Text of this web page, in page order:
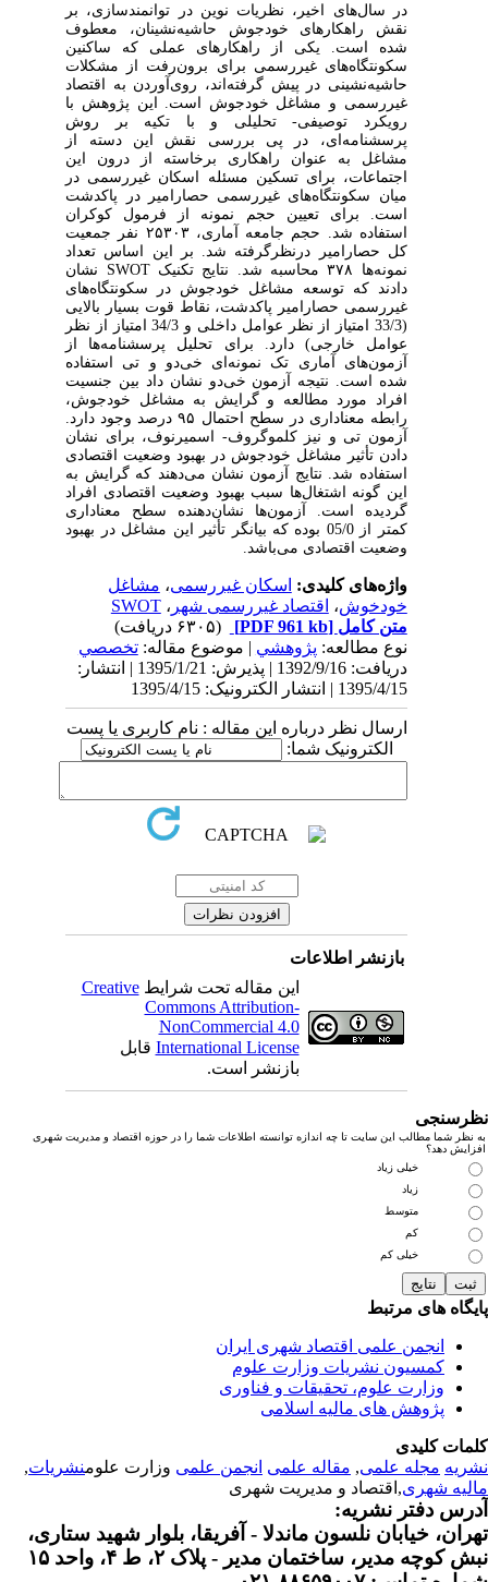
در سال‌های اخیر، نظریات نوین در توانمندسازی، بر
نقش راهکارهای خودجوش حاشیه‌نشینان، معطوف
شده است. یکی از راهکارهای عملی که ساکنین
سکونتگاه‌های غیررسمی برای برون‌رفت از مشکلات
حاشیه‌نشینی در پیش گرفته‌اند، روی‌آوردن به اقتصاد
غیررسمی و مشاغل خودجوش است. این پژوهش با
رویکرد توصیفی- تحلیلی و با تکیه بر روش
پرسشنامه‌ای، در پی بررسی نقش این دسته از
مشاغل به عنوان راهکاری برخاسته از درون این
اجتماعات، برای تسکین مسئله اسکان غیررسمی در
میان سکونتگاه‌های غیررسمی حصارامیر در پاکدشت
است.
برای تعیین حجم نمونه از فرمول کوکران
استفاده شد. حجم جامعه آماری،۲۵۳۰۳نفر جمعیت
کل حصارامیر در‌نظرگرفته شد. بر این اساس تعداد
نمونه‌ها۳۷۸محاسبه شد.نتایج تکنیک SWOTنشان
دادند که توسعه مشاغل خودجوش در سکونتگاه‌های
غیررسمی حصارامیر پاکدشت، نقاط قوت بسیار بالایی
(33/3 امتیاز از نظر عوامل داخلی و 34/3 امتیاز از نظر
عوامل خارجی) دارد. برای تحلیل پرسشنامه‌ها از
آزمون‌های آماری تک نمونه‌ای خی‌دو و تی استفاده
شده است. نتیجه آزمون خی‌دو نشان داد بین جنسیت
افراد مورد مطالعه و گرایش به مشاغل خودجوش،
رابطه معناداری در سطح احتمال ۹۵ درصد وجود دارد.
آزمون تی و نیز کلموگروف- اسمیرنوف، برای نشان
دادن تأثیر مشاغل خودجوش در بهبود وضعیت اقتصادی
استفاده شد. نتایج آزمون نشان می‌دهند که گرایش به
این گونه اشتغال‌ها سبب بهبود وضعیت اقتصادی افراد
گردیده است. آزمون‌ها نشان‌دهنده سطح معناداری
کمتر از 05/0 بوده که بیانگر تأثیر این مشاغل در بهبود
وضعیت اقتصادی می‌باشد.
واژه‌های کلیدی:اسکان غیررسمی،مشاغل
خودخوش،اقتصاد غیررسمی شهر، SWOT
متن کامل[PDF 961 kb]
نوع مطالعه:پژوهشي| موضوع مقاله:تخصصي
دریافت: 1392/9/16 | پذیرش: 1395/1/21 | انتشار:
1395/4/15 | انتشار الکترونیک: 1395/4/15
ارسال نظر درباره این مقاله : نام کاربری یا پست
الکترونیک شما:
بازنشر اطلاعات
این مقاله تحت شرایطCreative
Commons Attribution-
NonCommercial 4.0
International Licenseقابل
بازنشر است.
نظر شما مطالب این سایت تا چه اندازه توانسته اطلاعات شما را در حوزه اقتصاد و مدیریت شهری
دهد؟
خیلی زیاد
زیاد
متوسط
خیلی کم
های مرتبط
انجمن علمی اقتصاد شهری ایران
کمسیون نشریات وزارت علوم
وزارت علوم، تحقیقات و فناوری
پژوهش های مالیه اسلامی
کلیدی
مجله علمی, مقاله علمی انجمن علمیوزارت علومنشریات,
شهری ,اقتصاد و مدیریت شهری
دفتر نشریه:
خیابان نلسون ماندلا - آفریقا، بلوار شهید ستاری،
کوچه مدیر، ساختمان مدیر - پلاک ۲، ط ۴، واحد ۱۵